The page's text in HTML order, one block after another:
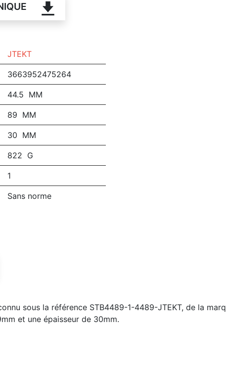
JTEKT
3663952475264
44.5 MM
89 MM
30 MM
822 G
1
Sans norme
sous la référence STB4489-1-4489-JTEKT, de la
et une épaisseur de 30mm.